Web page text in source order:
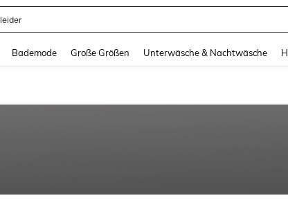
Damen
Bademode Große Größen Unterwäsche & Nachtwäsche